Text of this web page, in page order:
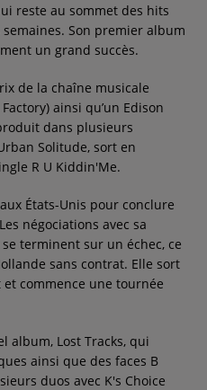
reste au sommet des hits
Son premier album
un grand succès.
de la chaîne musicale
ainsi qu’un Edison
dans plusieurs
Solitude, sort en
R U Kiddin'Me.
États-Unis pour conclure
négociations avec sa
terminent sur un échec, ce
sans contrat. Elle sort
et commence une tournée
album, Lost Tracks, qui
ainsi que des faces B
duos avec K's Choice